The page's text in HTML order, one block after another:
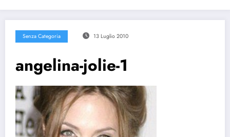
Senza Categoria 13 Luglio 2010
angelina-jolie-1